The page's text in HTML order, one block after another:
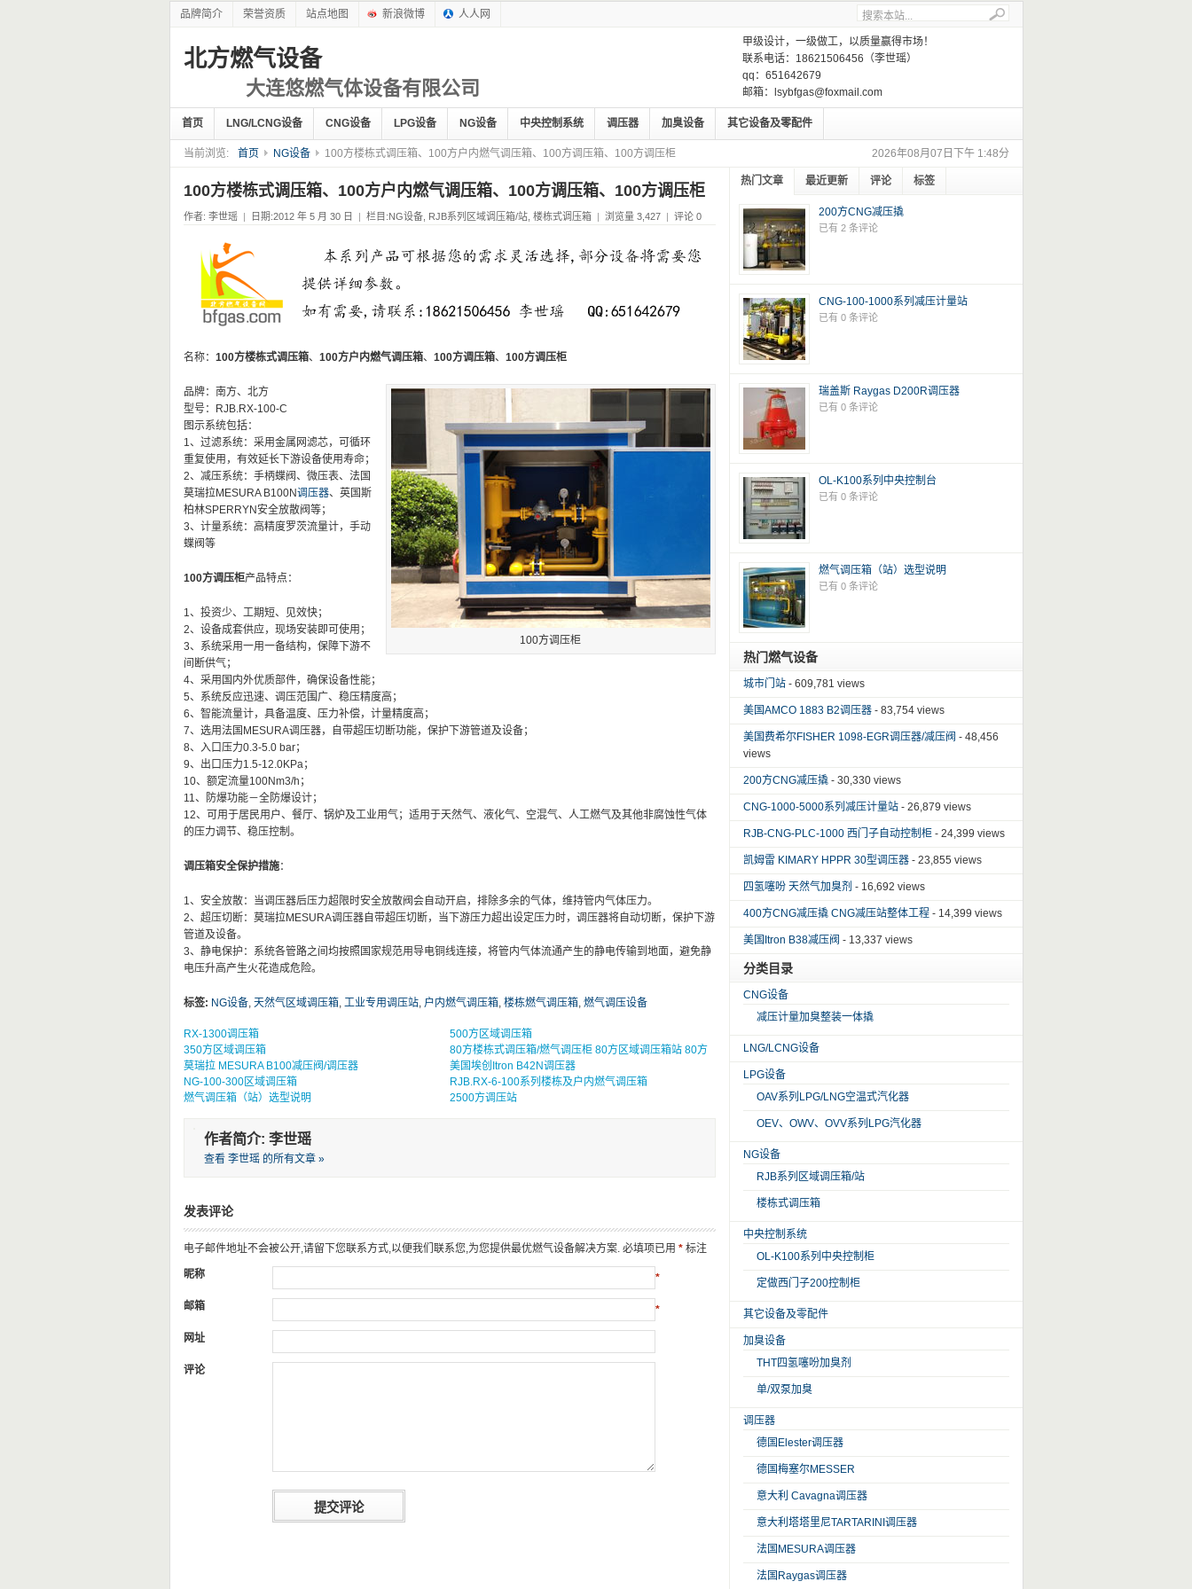
品牌简介 荣誉资质 站点地图 新浪微博 人人网
北方燃气设备
大连悠燃气体设备有限公司
甲级设计，一级做工，以质量赢得市场！
联系电话：18621506456（李世瑶）
qq：651642679
邮箱：lsybfgas@foxmail.com
首页 LNG/LCNG设备 CNG设备 LPG设备 NG设备 中央控制系统 调压器 加臭设备 其它设备及零配件
2026年08月07日下午 1:48分
当前浏览: 首页 NG设备 100方楼栋式调压箱、100方户内燃气调压箱、100方调压箱、100方调压柜
100方楼栋式调压箱、100方户内燃气调压箱、100方调压箱、100方调压柜
作者: 李世瑶 | 日期:2012 年 5 月 30 日 | 栏目:NG设备, RJB系列区域调压箱/站, 楼栋式调压箱 | 浏览量 3,427 | 评论 0
名称： 100方楼栋式调压箱、 100方户内燃气调压箱、 100方调压箱、 100方调压柜
100方调压柜
品牌：南方、北方
型号：RJB.RX-100-C
图示系统包括：
1、过滤系统：采用金属网滤芯，可循环
重复使用，有效延长下游设备使用寿命；
2、减压系统：手柄蝶阀、微压表、法国
莫瑞拉MESURA B100N调压器、英国斯
柏林SPERRYN安全放散阀等；
3、计量系统：高精度罗茨流量计，手动
蝶阀等
100方调压柜产品特点：
1、投资少、工期短、见效快；
2、设备成套供应，现场安装即可使用；
3、系统采用一用一备结构，保障下游不
间断供气；
4、采用国内外优质部件，确保设备性能；
5、系统反应迅速、调压范围广、稳压精度高；
6、智能流量计，具备温度、压力补偿，计量精度高；
7、选用法国MESURA调压器，自带超压切断功能，保护下游管道及设备；
8、入口压力0.3-5.0 bar；
9、出口压力1.5-12.0KPa；
10、额定流量100Nm3/h；
11、防爆功能－全防爆设计；
12、可用于居民用户、餐厅、锅炉及工业用气；适用于天然气、液化气、空混气、人工燃气及其他非腐蚀性气体
的压力调节、稳压控制。
调压箱安全保护措施：
1、安全放散：当调压器后压力超限时安全放散阀会自动开启，排除多余的气体，维持管内气体压力。
2、超压切断：莫瑞拉MESURA调压器自带超压切断，当下游压力超出设定压力时，调压器将自动切断，保护下游
管道及设备。
3、静电保护：系统各管路之间均按照国家规范用导电铜线连接，将管内气体流通产生的静电传输到地面，避免静
电压升高产生火花造成危险。
标签: NG设备, 天然气区域调压箱, 工业专用调压站, 户内燃气调压箱, 楼栋燃气调压箱, 燃气调压设备
RX-1300调压箱
500方区域调压箱
350方区域调压箱
80方楼栋式调压箱/燃气调压柜 80方区域调压箱站 80方
工业调压箱
莫瑞拉 MESURA B100减压阀/调压器
美国埃创Itron B42N调压器
NG-100-300区域调压箱
RJB.RX-6-100系列楼栋及户内燃气调压箱
燃气调压箱（站）选型说明
2500方调压站
作者简介: 李世瑶
查看 李世瑶 的所有文章 »
发表评论
电子邮件地址不会被公开,请留下您联系方式,以便我们联系您,为您提供最优燃气设备解决方案. 必填项已用 *标注
昵称 *
邮箱 *
网址
评论
热门文章 最近更新 评论 标签
200方CNG减压撬
已有 2 条评论
CNG-100-1000系列减压计量站
已有 0 条评论
瑞盖斯 Raygas D200R调压器
已有 0 条评论
OL-K100系列中央控制台
已有 0 条评论
燃气调压箱（站）选型说明
已有 0 条评论
热门燃气设备
城市门站- 609,781 views
美国AMCO 1883 B2调压器- 83,754 views
美国费希尔FISHER 1098-EGR调压器/减压阀 - 48,456
views
200方CNG减压撬- 30,330 views
CNG-1000-5000系列减压计量站- 26,879 views
RJB-CNG-PLC-1000 西门子自动控制柜- 24,399 views
凯姆雷 KIMARY HPPR 30型调压器- 23,855 views
四氢噻吩 天然气加臭剂 - 16,692 views
400方CNG减压撬 CNG减压站整体工程- 14,399 views
美国Itron B38减压阀 - 13,337 views
分类目录
CNG设备
减压计量加臭整装一体撬
LNG/LCNG设备
LPG设备
OAV系列LPG/LNG空温式汽化器
OEV、OWV、OVV系列LPG汽化器
NG设备
RJB系列区域调压箱/站
楼栋式调压箱
中央控制系统
OL-K100系列中央控制柜
定做西门子200控制柜
其它设备及零配件
加臭设备
THT四氢噻吩加臭剂
单/双泵加臭
调压器
德国Elester调压器
德国梅塞尔MESSER
意大利 Cavagna调压器
意大利塔塔里尼TARTARINI调压器
法国MESURA调压器
法国Raygas调压器